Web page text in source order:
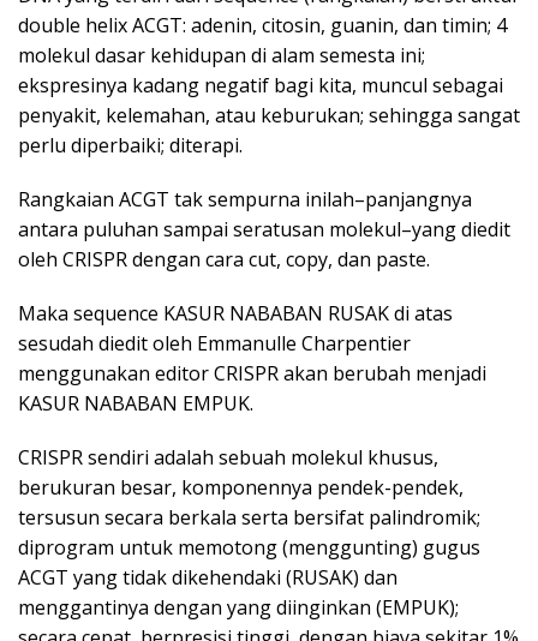
double helix ACGT: adenin, citosin, guanin, dan timin; 4
molekul dasar kehidupan di alam semesta ini;
ekspresinya kadang negatif bagi kita, muncul sebagai
penyakit, kelemahan, atau keburukan; sehingga sangat
perlu diperbaiki; diterapi.
Rangkaian ACGT tak sempurna inilah–panjangnya
antara puluhan sampai seratusan molekul–yang diedit
oleh CRISPR dengan cara cut, copy, dan paste.
Maka sequence KASUR NABABAN RUSAK di atas
sesudah diedit oleh Emmanulle Charpentier
menggunakan editor CRISPR akan berubah menjadi
KASUR NABABAN EMPUK.
CRISPR sendiri adalah sebuah molekul khusus,
berukuran besar, komponennya pendek-pendek,
tersusun secara berkala serta bersifat palindromik;
diprogram untuk memotong (menggunting) gugus
ACGT yang tidak dikehendaki (RUSAK) dan
menggantinya dengan yang diinginkan (EMPUK);